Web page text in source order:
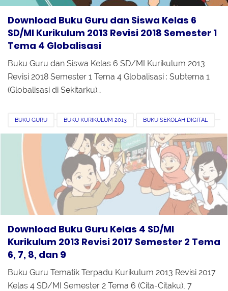
Download Buku Guru dan Siswa Kelas 6
SD/MI Kurikulum 2013 Revisi 2018 Semester 1
Tema 4 Globalisasi
Buku Guru dan Siswa Kelas 6 SD/MI Kurikulum 2013
Revisi 2018 Semester 1 Tema 4 Globalisasi : Subtema 1
(Globalisasi di Sekitarku)…
BUKU GURU BUKU KURIKULUM 2013 BUKU SEKOLAH DIGITAL
DOWNLOAD KELAS 4 PDF REVISI 2017 SEMESTER 2
Download Buku Guru Kelas 4 SD/MI
Kurikulum 2013 Revisi 2017 Semester 2 Tema
6, 7, 8, dan 9
Buku Guru Tematik Terpadu Kurikulum 2013 Revisi 2017
Kelas 4 SD/MI Semester 2 Tema 6 (Cita-Citaku), 7